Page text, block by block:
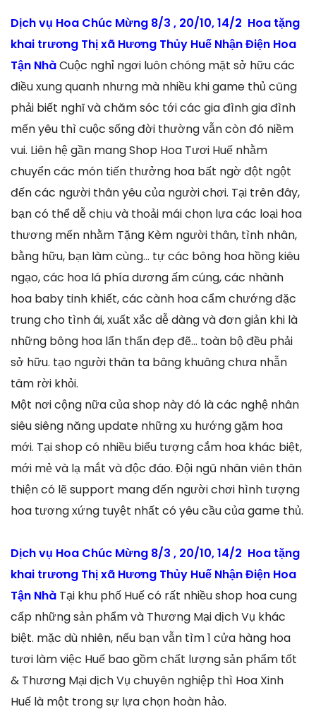
Dịch vụ Hoa Chúc Mừng 8/3 , 20/10, 14/2 Hoa tặng
khai trương Thị xã Hương Thủy Huế Nhận Điện Hoa
Tận NhàCuộc nghỉ ngơi luôn chóng mặt sở hữu các
điều xung quanh nhưng mà nhiều khi game thủ cũng
phải biết nghĩ và chăm sóc tới các gia đình gia đình
mến yêu thì cuộc sống đời thường vẫn còn đó niềm
vui. Liên hệ gần mang Shop Hoa Tươi Huế nhằm
chuyển các món tiến thưởng hoa bất ngờ đột ngột
đến các người thân yêu của người chơi. Tại trên đây,
bạn có thể dễ chịu và thoải mái chọn lựa các loại hoa
thương mến nhằm Tặng Kèm người thân, tình nhân,
bằng hữu, bạn làm cùng… tự các bông hoa hồng kiêu
ngạo, các hoa lá phía dương ấm cúng, các nhành
hoa baby tinh khiết, các cành hoa cẩm chướng đặc
trung cho tình ái, xuất xắc dễ dàng và đơn giản khi là
những bông hoa lẩn thẩn đẹp đẽ… toàn bộ đều phải
sở hữu. tạo người thân ta bâng khuâng chưa nhẫn
tâm rời khỏi.
Một nơi cộng nữa của shop này đó là các nghệ nhân
siêu siêng năng update những xu hướng gặm hoa
mới. Tại shop có nhiều biểu tượng cắm hoa khác biệt,
mới mẻ và lạ mắt và độc đáo. Đội ngũ nhân viên thân
thiện có lẽ support mang đến người chơi hình tượng
hoa tương xứng tuyệt nhất có yêu cầu của game thủ.
Dịch vụ Hoa Chúc Mừng 8/3 , 20/10, 14/2 Hoa tặng
khai trương Thị xã Hương Thủy Huế Nhận Điện Hoa
Tận Nhà Tại khu phố Huế có rất nhiều shop hoa cung
cấp những sản phẩm và Thương Mại dịch Vụ khác
biệt. mặc dù nhiên, nếu bạn vẫn tìm 1 cửa hàng hoa
tươi làm việc Huế bao gồm chất lượng sản phẩm tốt
& Thương Mại dịch Vụ chuyên nghiệp thì Hoa Xinh
Huế là một trong sự lựa chọn hoàn hảo.